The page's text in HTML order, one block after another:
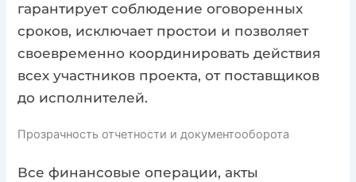
гарантирует соблюдение оговоренных
сроков, исключает простои и позволяет
своевременно координировать действия
всех участников проекта, от поставщиков
до исполнителей.
Прозрачность отчетности и документооборота
Все финансовые операции, акты